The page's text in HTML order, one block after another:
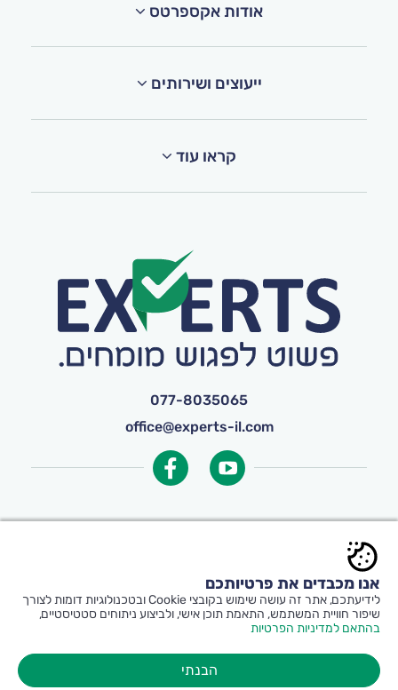
אודות אקספרטס
ייעוצים ושירותים
קראו עוד
077-8035065
office@experts-il.com
© כל הזכויות שמורות ל-
תקנון אתר ותנאי שימוש|הצהרת נגישות|
הצטרפות יועצים
אנו מכבדים את פרטיותכם
לידיעתכם, אתר זה עושה שימוש בקובצי Cookie ובטכנולוגיות דומות לצורך
שיפור חוויית המשתמש, התאמת תוכן אישי, ולביצוע ניתוחים סטטיסטיים,
בהתאם למדיניות הפרטיות
הבנתי